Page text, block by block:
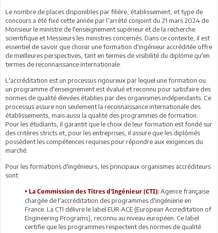
Le nombre de places disponibles par filière, établissement, et type de
concours a été fixé cette année par l’arrêté conjoint du 21 mars 2024 de
Monsieur le ministre de l'enseignement supérieur et de la recherche
scientifique et Messieurs les ministres concernés. Dans ce contexte, il est
essentiel de savoir que choisir une formation d'ingénieur accréditée offre
de meilleures perspectives, tant en termes de visibilité du diplôme qu'en
termes de reconnaissance internationale.
L'accréditation est un processus rigoureux par lequel une formation ou
un programme d'enseignement est évalué et reconnu pour satisfaire des
normes de qualité élevées établies par des organismes indépendants. Ce
processus assure non seulement la reconnaissance internationale des
établissements, mais aussi la qualité des programmes de formation.
Pour les étudiants, il garantit que le choix de leur formation est fondé sur
des critères stricts et, pour les entreprises, il assure que les diplômés
possèdent les compétences requises pour répondre aux exigences du
marché.
Pour les formations d'ingénieurs, les principaux organismes accréditeurs
sont:
• La Commission des Titres d'Ingénieur (CTI): Agence française
chargée de l'accréditation des programmes d'ingénierie en
France. La CTI délivre le label EUR-ACE (European Accreditation of
Engineering Programs), reconnu au niveau européen. Ce label
certifie que les programmes respectent des normes de qualité